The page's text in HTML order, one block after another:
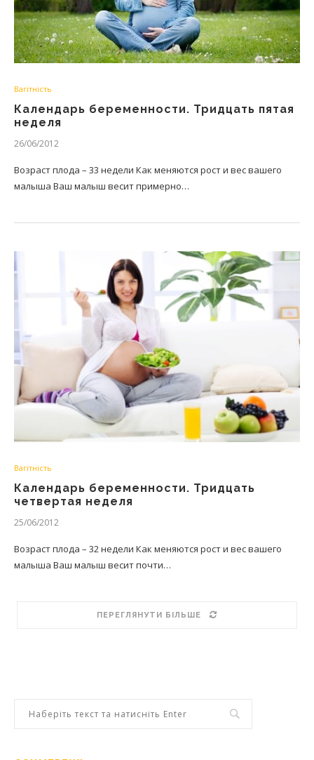
Вагітність
Календарь беременности. Тридцать пятая
неделя
26/06/2012
Возраст плода – 33 недели Как меняются рост и вес вашего
малыша Ваш малыш весит примерно…
Вагітність
Календарь беременности. Тридцать
четвертая неделя
25/06/2012
Возраст плода – 32 недели Как меняются рост и вес вашего
малыша Ваш малыш весит почти…
ПЕРЕГЛЯНУТИ БІЛЬШЕ